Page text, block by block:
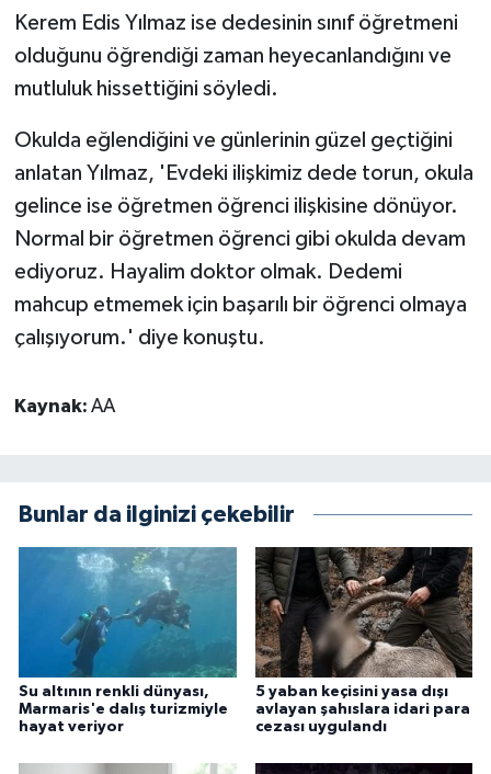
Kerem Edis Yılmaz ise dedesinin sınıf öğretmeni
olduğunu öğrendiği zaman heyecanlandığını ve
mutluluk hissettiğini söyledi.
Okulda eğlendiğini ve günlerinin güzel geçtiğini
anlatan Yılmaz, 'Evdeki ilişkimiz dede torun, okula
gelince ise öğretmen öğrenci ilişkisine dönüyor.
Normal bir öğretmen öğrenci gibi okulda devam
ediyoruz. Hayalim doktor olmak. Dedemi
mahcup etmemek için başarılı bir öğrenci olmaya
çalışıyorum.' diye konuştu.
Kaynak: AA
Bunlar da ilginizi çekebilir
Su altının renkli dünyası,
Marmaris'e dalış turizmiyle
hayat veriyor
5 yaban keçisini yasa dışı
avlayan şahıslara idari para
cezası uygulandı